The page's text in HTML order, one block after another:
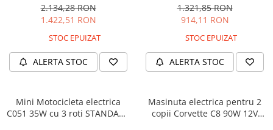
2.134,28 RON
1.422,51 RON
STOC EPUIZAT
ALERTA STOC
12V, galbena
1.321,85 RON
914,11 RON
STOC EPUIZAT
ALERTA STOC
Mini Motocicleta electrica
C051 35W cu 3 roti STANDARD
Masinuta electrica pentru 2
copii Corvette C8 90W 12V